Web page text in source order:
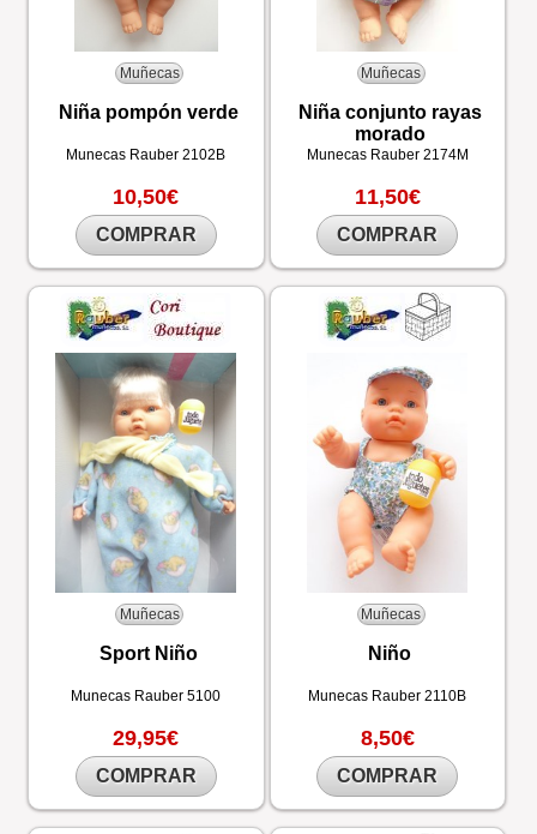
Muñecas
Niña pompón verde
Munecas Rauber2102B
10,50€
COMPRAR
Muñecas
Niña conjunto rayas
morado
Munecas Rauber 2174M
11,50€
COMPRAR
Muñecas
Sport Niño
Munecas Rauber5100
29,95€
COMPRAR
Muñecas
Niño
Munecas Rauber2110B
8,50€
COMPRAR